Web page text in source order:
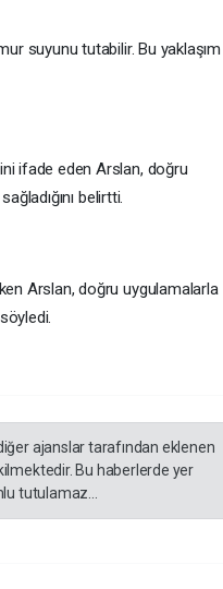
suyunu tutabilir. Bu yaklaşım
ifade eden Arslan, doğru
belirtti.
Arslan, doğru uygulamalarla
ajanslar tarafından eklenen
Bu haberlerde yer
tutulamaz...